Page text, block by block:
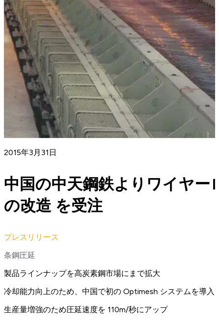
2015年3月31日
中国の中天鋼鉄よりワイヤー
の改造 を受注
プレスリリース
条鋼圧延
製品ラインナップを高炭素鋼市場にまで拡大
冷却能力向上のため、中国で初の Optimesh システムを導入
生産量増強のため圧延速度を 110m/秒にアップ